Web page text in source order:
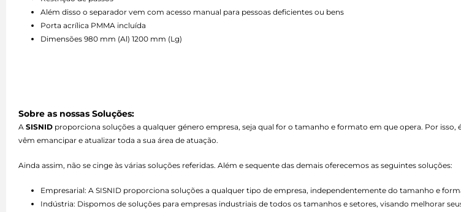
Além disso o separador vem com acesso manual para pessoas deficientes ou bens
Porta acrílica PMMA incluída
Dimensões 980 mm (Al) 1200 mm (Lg)
Sobre as nossas Soluções:
A SISNID proporciona soluções a qualquer género empresa, seja qual for o tamanho e formato em que opera. Por
vêm emancipar e atualizar toda a sua área de atuação.
Ainda assim, não se cinge às várias soluções referidas. Além e sequente das demais oferecemos as seguintes soluções:
Empresarial: A SISNID proporciona soluções a qualquer tipo de empresa, independentemente do tamanho e
Indústria: Dispomos de soluções para empresas industriais de todos os tamanhos e setores, visando melhorar